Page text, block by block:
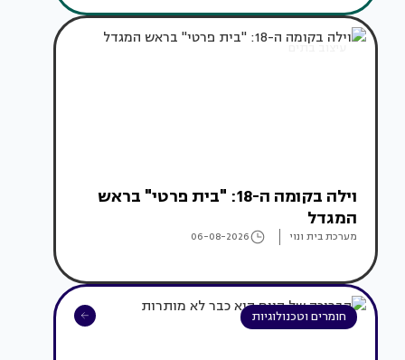
עיצוב בתים
וילה בקומה ה-18: "בית פרטי" בראש
המגדל
מערכת בית ונוי 06-08-2026
חומרים וטכנולוגיות